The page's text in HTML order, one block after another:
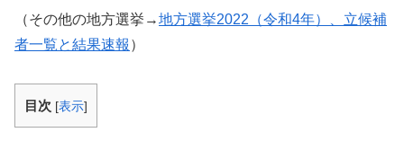
（その他の地方選挙→地方選挙2022（令和4年）、立候補
者一覧と結果速報 ）
目次 [表示]